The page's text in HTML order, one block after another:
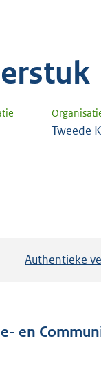
Tweede
Authentieke
en